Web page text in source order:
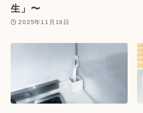
生」〜
2025年11月16日